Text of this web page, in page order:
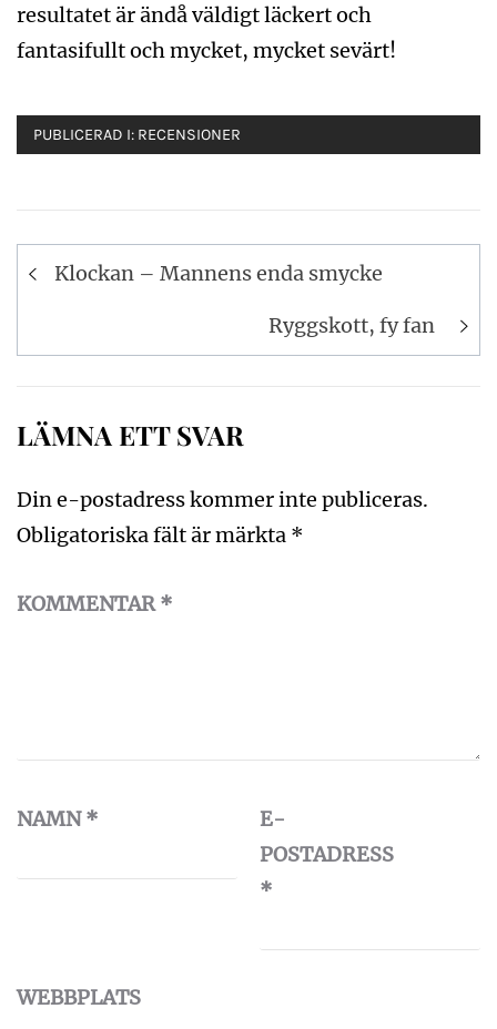
resultatet är ändå väldigt läckert och
fantasifullt och mycket, mycket sevärt!
PUBLICERAD I: RECENSIONER
Inläggsnavigering
Klockan – Mannens enda smycke
Ryggskott, fy fan
LÄMNA ETT SVAR
Din e-postadress kommer inte publiceras.
Obligatoriska fält är märkta *
KOMMENTAR*
NAMN*
E-
POSTADRESS
*
WEBBPLATS